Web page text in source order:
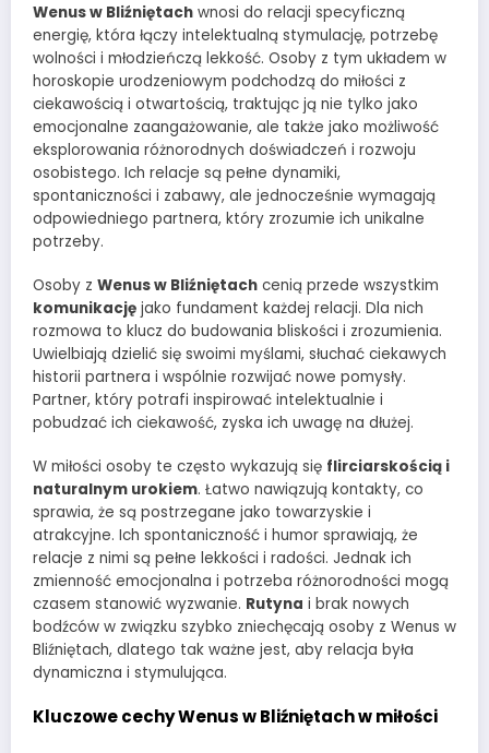
Wenus w Bliźniętach wnosi do relacji specyficzną
energię, która łączy intelektualną stymulację, potrzebę
wolności i młodzieńczą lekkość. Osoby z tym układem w
horoskopie urodzeniowym podchodzą do miłości z
ciekawością i otwartością, traktując ją nie tylko jako
emocjonalne zaangażowanie, ale także jako możliwość
eksplorowania różnorodnych doświadczeń i rozwoju
osobistego. Ich relacje są pełne dynamiki,
spontaniczności i zabawy, ale jednocześnie wymagają
odpowiedniego partnera, który zrozumie ich unikalne
potrzeby.
Osoby z Wenus w Bliźniętach cenią przede wszystkim
komunikację jako fundament każdej relacji. Dla nich
rozmowa to klucz do budowania bliskości i zrozumienia.
Uwielbiają dzielić się swoimi myślami, słuchać ciekawych
historii partnera i wspólnie rozwijać nowe pomysły.
Partner, który potrafi inspirować intelektualnie i
pobudzać ich ciekawość, zyska ich uwagę na dłużej.
W miłości osoby te często wykazują się flirciarskością i
naturalnym urokiem. Łatwo nawiązują kontakty, co
sprawia, że są postrzegane jako towarzyskie i
atrakcyjne. Ich spontaniczność i humor sprawiają, że
relacje z nimi są pełne lekkości i radości. Jednak ich
zmienność emocjonalna i potrzeba różnorodności mogą
czasem stanowić wyzwanie. Rutyna i brak nowych
bodźców w związku szybko zniechęcają osoby z Wenus w
Bliźniętach, dlatego tak ważne jest, aby relacja była
dynamiczna i stymulująca.
Kluczowe cechy Wenus w Bliźniętach w miłości